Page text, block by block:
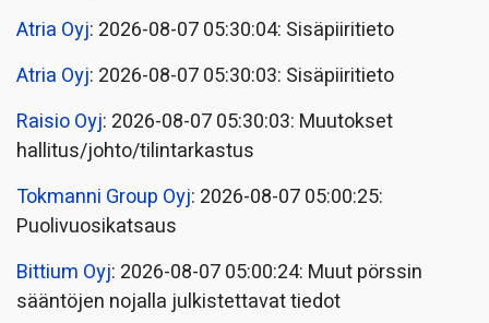
Atria Oyj: 2026-08-07 05:30:04: Sisäpiiritieto
Atria Oyj: 2026-08-07 05:30:03: Sisäpiiritieto
Raisio Oyj: 2026-08-07 05:30:03: Muutokset
hallitus/johto/tilintarkastus
Tokmanni Group Oyj: 2026-08-07 05:00:25:
Puolivuosikatsaus
Bittium Oyj: 2026-08-07 05:00:24: Muut pörssin
sääntöjen nojalla julkistettavat tiedot